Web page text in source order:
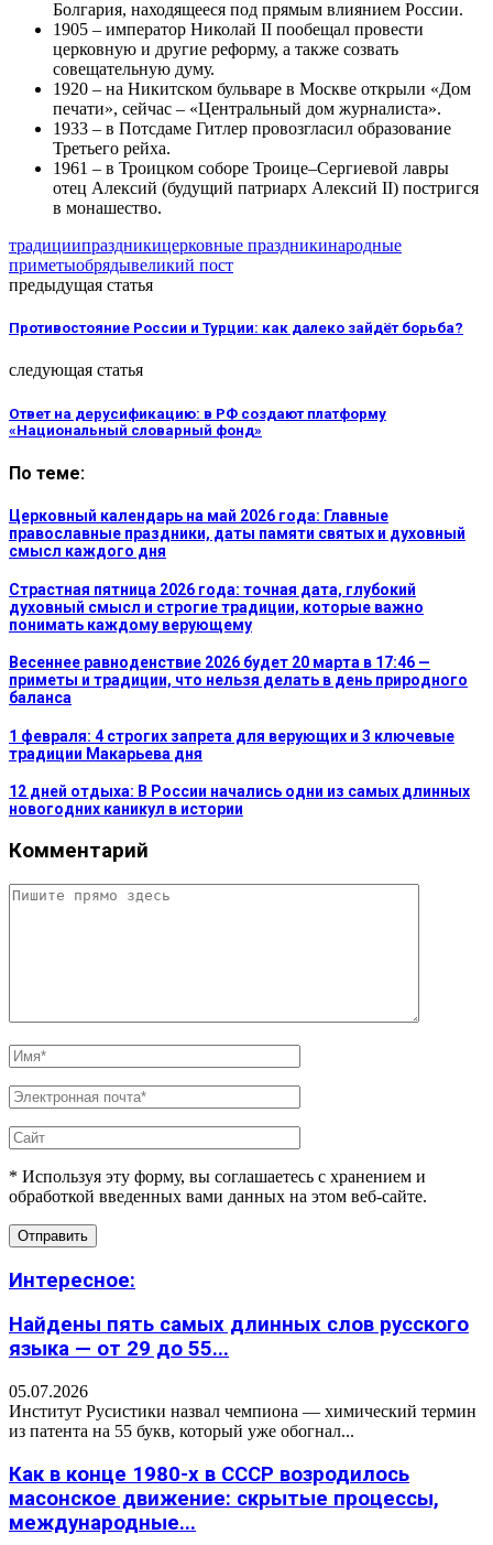
Болгария, находящееся под прямым влиянием России.
1905 – император Николай II пообещал провести
церковную и другие реформу, а также созвать
совещательную думу.
1920 – на Никитском бульваре в Москве открыли «Дом
печати», сейчас – «Центральный дом журналиста».
1933 – в Потсдаме Гитлер провозгласил образование
Третьего рейха.
1961 – в Троицком соборе Троице–Сергиевой лавры
отец Алексий (будущий патриарх Алексий II) постригся
в монашество.
традициипраздникицерковные праздникинародные
приметыобрядывеликий пост
предыдущая статья
Противостояние России и Турции: как далеко зайдёт борьба?
следующая статья
Ответ на дерусификацию: в РФ создают платформу
«Национальный словарный фонд»
По теме:
Церковный календарь на май 2026 года: Главные
православные праздники, даты памяти святых и духовный
смысл каждого дня
Страстная пятница 2026 года: точная дата, глубокий
духовный смысл и строгие традиции, которые важно
понимать каждому верующему
Весеннее равноденствие 2026 будет 20 марта в 17:46 —
приметы и традиции, что нельзя делать в день природного
баланса
1 февраля: 4 строгих запрета для верующих и 3 ключевые
традиции Макарьева дня
12 дней отдыха: В России начались одни из самых длинных
новогодних каникул в истории
Комментарий
* Используя эту форму, вы соглашаетесь с хранением и
обработкой введенных вами данных на этом веб-сайте.
Интересное:
Найдены пять самых длинных слов русского
языка — от 29 до 55...
05.07.2026
Институт Русистики назвал чемпиона — химический термин
из патента на 55 букв, который уже обогнал...
Как в конце 1980-х в СССР возродилось
масонское движение: скрытые процессы,
международные...